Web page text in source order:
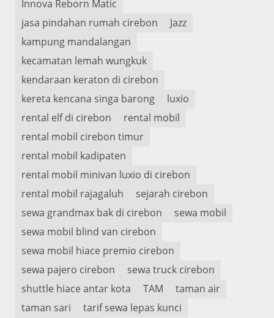
Innova Reborn Matic
jasa pindahan rumah cirebon
Jazz
kampung mandalangan
kecamatan lemah wungkuk
kendaraan keraton di cirebon
kereta kencana singa barong
luxio
rental elf di cirebon
rental mobil
rental mobil cirebon timur
rental mobil kadipaten
rental mobil minivan luxio di cirebon
rental mobil rajagaluh
sejarah cirebon
sewa grandmax bak di cirebon
sewa mobil
sewa mobil blind van cirebon
sewa mobil hiace premio cirebon
sewa pajero cirebon
sewa truck cirebon
shuttle hiace antar kota
TAM
taman air
taman sari
tarif sewa lepas kunci